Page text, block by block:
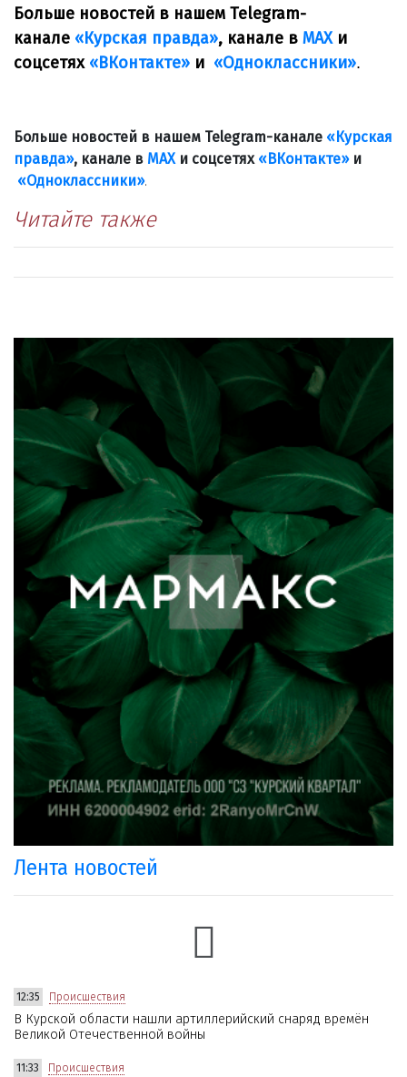
Больше новостей в нашем Telegram-
канале «Курская правда», канале в МАХи
соцсетях «ВКонтакте» и «Одноклассники».
Больше новостей в нашем Telegram-канале «Курская
правда», канале в МАХи соцсетях «ВКонтакте»и
«Одноклассники».
Читайте также
Лента новостей
12:35 Происшествия
В Курской области нашли артиллерийский снаряд времён
Великой Отечественной войны
11:33 Происшествия